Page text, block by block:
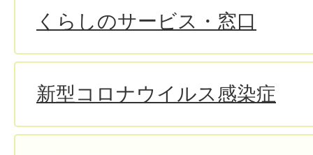
くらしのサービス・窓口
新型コロナウイルス感染症